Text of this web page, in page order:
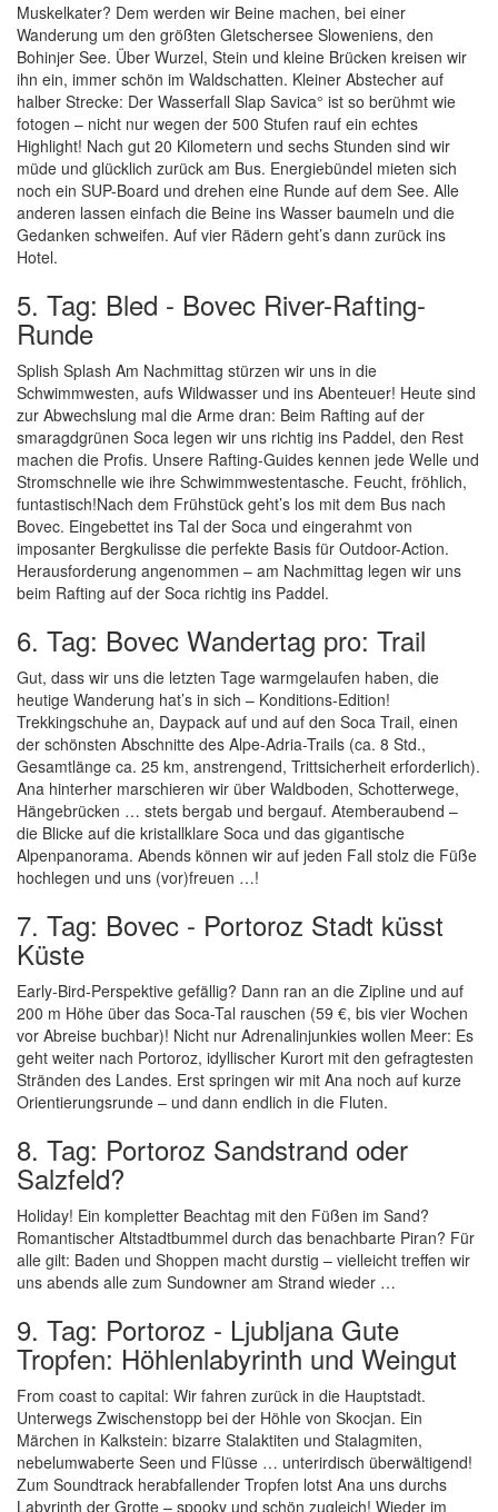
Muskelkater? Dem werden wir Beine machen, bei einer
Wanderung um den größten Gletschersee Sloweniens, den
Bohinjer See. Über Wurzel, Stein und kleine Brücken kreisen wir
ihn ein, immer schön im Waldschatten. Kleiner Abstecher auf
halber Strecke: Der Wasserfall Slap Savica° ist so berühmt wie
fotogen – nicht nur wegen der 500 Stufen rauf ein echtes
Highlight! Nach gut 20 Kilometern und sechs Stunden sind wir
müde und glücklich zurück am Bus. Energiebündel mieten sich
noch ein SUP-Board und drehen eine Runde auf dem See. Alle
anderen lassen einfach die Beine ins Wasser baumeln und die
Gedanken schweifen. Auf vier Rädern geht’s dann zurück ins
Hotel.
5. Tag: Bled - Bovec River-Rafting-
Runde
Splish Splash Am Nachmittag stürzen wir uns in die
Schwimmwesten, aufs Wildwasser und ins Abenteuer! Heute sind
zur Abwechslung mal die Arme dran: Beim Rafting auf der
smaragdgrünen Soca legen wir uns richtig ins Paddel, den Rest
machen die Profis. Unsere Rafting-Guides kennen jede Welle und
Stromschnelle wie ihre Schwimmwestentasche. Feucht, fröhlich,
funtastisch!Nach dem Frühstück geht’s los mit dem Bus nach
Bovec. Eingebettet ins Tal der Soca und eingerahmt von
imposanter Bergkulisse die perfekte Basis für Outdoor-Action.
Herausforderung angenommen – am Nachmittag legen wir uns
beim Rafting auf der Soca richtig ins Paddel.
6. Tag: Bovec Wandertag pro: Trail
Gut, dass wir uns die letzten Tage warmgelaufen haben, die
heutige Wanderung hat’s in sich – Konditions-Edition!
Trekkingschuhe an, Daypack auf und auf den Soca Trail, einen
der schönsten Abschnitte des Alpe-Adria-Trails (ca. 8 Std.,
Gesamtlänge ca. 25 km, anstrengend, Trittsicherheit erforderlich).
Ana hinterher marschieren wir über Waldboden, Schotterwege,
Hängebrücken … stets bergab und bergauf. Atemberaubend –
die Blicke auf die kristallklare Soca und das gigantische
Alpenpanorama. Abends können wir auf jeden Fall stolz die Füße
hochlegen und uns (vor)freuen …!
7. Tag: Bovec - Portoroz Stadt küsst
Küste
Early-Bird-Perspektive gefällig? Dann ran an die Zipline und auf
200 m Höhe über das Soca-Tal rauschen (59 €, bis vier Wochen
vor Abreise buchbar)! Nicht nur Adrenalinjunkies wollen Meer: Es
geht weiter nach Portoroz, idyllischer Kurort mit den gefragtesten
Stränden des Landes. Erst springen wir mit Ana noch auf kurze
Orientierungsrunde – und dann endlich in die Fluten.
8. Tag: Portoroz Sandstrand oder
Salzfeld?
Holiday! Ein kompletter Beachtag mit den Füßen im Sand?
Romantischer Altstadtbummel durch das benachbarte Piran? Für
alle gilt: Baden und Shoppen macht durstig – vielleicht treffen wir
uns abends alle zum Sundowner am Strand wieder …
9. Tag: Portoroz - Ljubljana Gute
Tropfen: Höhlenlabyrinth und Weingut
From coast to capital: Wir fahren zurück in die Hauptstadt.
Unterwegs Zwischenstopp bei der Höhle von Skocjan. Ein
Märchen in Kalkstein: bizarre Stalaktiten und Stalagmiten,
nebelumwaberte Seen und Flüsse … unterirdisch überwältigend!
Zum Soundtrack herabfallender Tropfen lotst Ana uns durchs
Labyrinth der Grotte – spooky und schön zugleich! Wieder im